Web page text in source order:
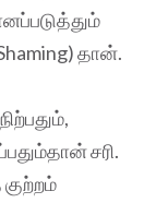
தான்.
சரி.